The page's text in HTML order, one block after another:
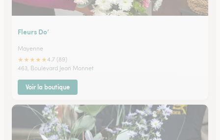
Fleurs Do’
Mayenne
★★★★★4.7 (89)
463, Boulevard Jean Monnet
Voir la boutique